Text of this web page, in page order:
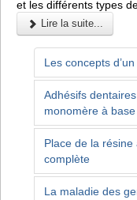
et les différents types
Lire la suite...
Les concepts
Adhésifs
monomère à
Place de la
complète
La maladie des